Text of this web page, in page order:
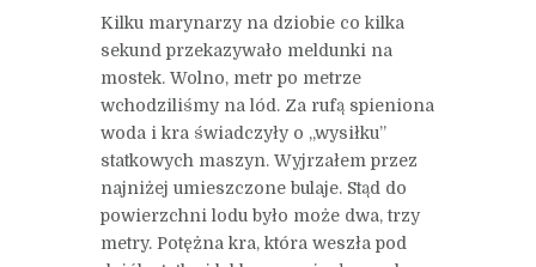
Kilku marynarzy na dziobie co kilka
sekund przekazywało meldunki na
mostek. Wolno, metr po metrze
wchodziliśmy na lód. Za rufą spieniona
woda i kra świadczyły o „wysiłku”
statkowych maszyn. Wyjrzałem przez
najniżej umieszczone bulaje. Stąd do
powierzchni lodu było może dwa, trzy
metry. Potężna kra, która weszła pod